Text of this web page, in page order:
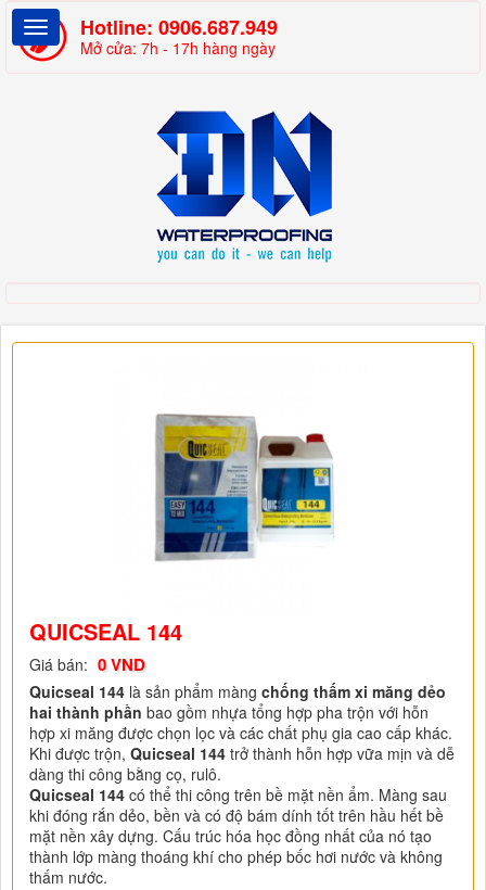
Hotline: 0906.687.949
Mở cửa: 7h - 17h hàng ngày
QUICSEAL 144
Giá bán: 0 VND
Quicseal 144 là sản phẩm màng chống thấm xi măng dẻo
hai thành phần bao gồm nhựa tổng hợp pha trộn với hỗn
hợp xi măng được chọn lọc và các chất phụ gia cao cấp khác.
Khi được trộn, Quicseal 144 trở thành hỗn hợp vữa mịn và dễ
dàng thi công bằng cọ, rulô.
Quicseal 144 có thể thi công trên bề mặt nền ẩm. Màng sau
khi đóng rắn dẻo, bền và có độ bám dính tốt trên hầu hết bề
mặt nền xây dựng. Cấu trúc hóa học đồng nhất của nó tạo
thành lớp màng thoáng khí cho phép bốc hơi nước và không
thấm nước.